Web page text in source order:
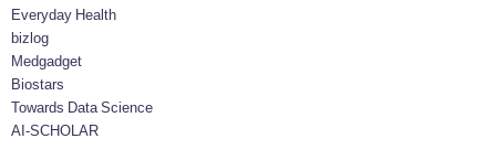
Everyday Health
bizlog
Medgadget
Biostars
Towards Data Science
AI-SCHOLAR